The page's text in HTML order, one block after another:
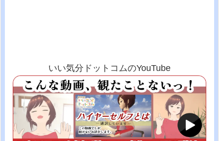
いい気分ドットコムのYouTube